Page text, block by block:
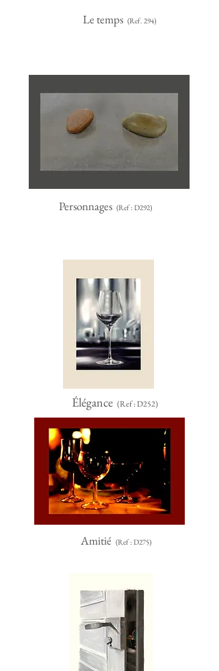
Le temps (Ref. 294)
Personnages (Ref : D292)
Élégance (Ref : D252)
Amitié (Ref : D275)